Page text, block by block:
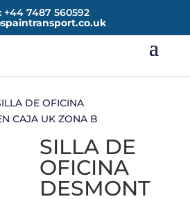
+44 7487 560592
DE OFICINA
CAJA UK ZONA B
SILLA DE
OFICINA
DESMONT